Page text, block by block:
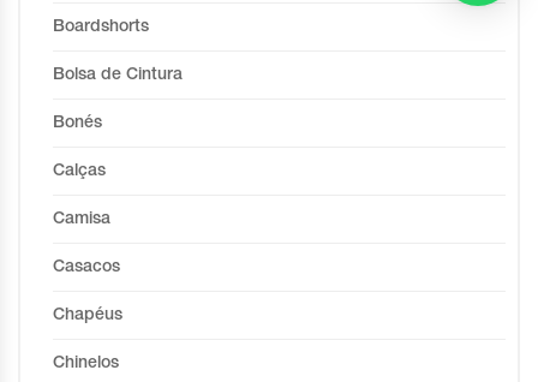
Boardshorts
Bolsa de Cintura
Bonés
Calças
Camisa
Casacos
Chapéus
Chinelos